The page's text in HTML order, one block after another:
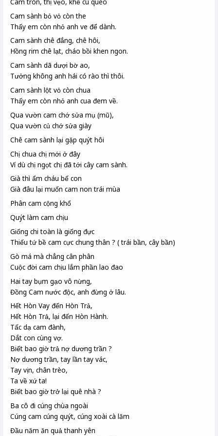
Cam sành bỏ vỏ còn the
Thấy em còn nhỏ anh ve để dành.
Cam sành chê đắng, chê hôi,
Hồng rim chê lạt, cháo bồi khen ngon.
Cam sành dã dượi bờ ao,
Tưởng không anh hái có rào thì thôi.
Cam sành lột vỏ còn chua
Thấy em còn nhỏ anh cua đem về.
Qua vườn cam chớ sửa mụ (mũ),
Qua vườn củ chớ sửa giày
Chê cam sành lại gặp quýt hôi
Chị chua chị mới ở đây
Ví dù chị ngọt chị đã tới cây cam sành.
Già thì ẩm cháu bế con
Già đâu lại muốn cam non trái mùa
Phân cam cộng khổ
Quýt làm cam chịu
Giống chi toàn là giống đực
Thiếu tứ bề cam cực chung thân ? ( trái bần, cây bần)
Gò má mà chẳng cân phân
Cuộc đời cam chịu lắm phần lao đao
Hai tay bụm gạo vô nừng,
Đồng Cam nước độc, anh đừng ở lâu.
Hết Hòn Vay đến Hòn Trả,
Hết Hòn Trả, lại đến Hòn Hành.
Tấc dạ cam đành,
Dắt con cùng vợ.
Biết bao giờ trả nợ dương trần ?
Nợ dương trần, tay lần tay vác,
Tay vịn, chân trèo,
Ta về xứ ta!
Biết bao giờ trở lại quê nhà ?
Ba cô đi cúng chùa ngoài
Cúng cam cúng quýt, cúng xoài cà lăm
Đầu năm ăn quả thanh yên